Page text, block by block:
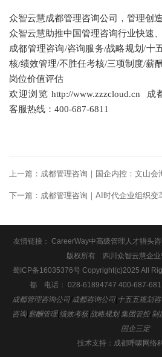
众智云慧成都管理咨询公司，管理创
众智云慧助推中国管理咨询行业快速
成都管理咨询/咨询服务/战略规划/十
核/绩效管理/不胜任考核/三项制度/薪
岗位价值评估
欢迎浏览 http://www.zzzcloud.cn 成
客服热线：400-687-6811
上一篇： 成都管理咨询｜国企内控：文山会
下一篇： 成都管理咨询｜AI时代企业组织变
友情链接： CareerWay中高级管理人才猎头
版权所有 四川众智云慧企业
蜀ICP备16035376号 Copyright(c)2025 All
都 电话： 028-61894747 400-687-
成都管理咨询公司/ 成都咨询公司 十五五规划
咨询| 薪酬管理|绩效考核| 战略规划|集团管控| 制
国企三定
技术支持： 成都呼啸网络